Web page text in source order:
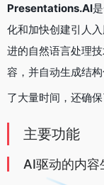
Presentations.AI
化和加快创建引人
进的自然语言处理
容，并自动生成结
了大量时间，还确
主要功能
AI驱动的内容